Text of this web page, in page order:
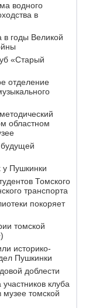
водного
в
годы Великой
«Старый
отделение
областном
у Пушкинки
Томского
транспорта
покоряет
томской
историко-
Пушкинки
доблести
клуба
томской